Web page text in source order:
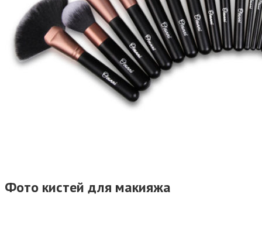
Фото кистей для макияжа